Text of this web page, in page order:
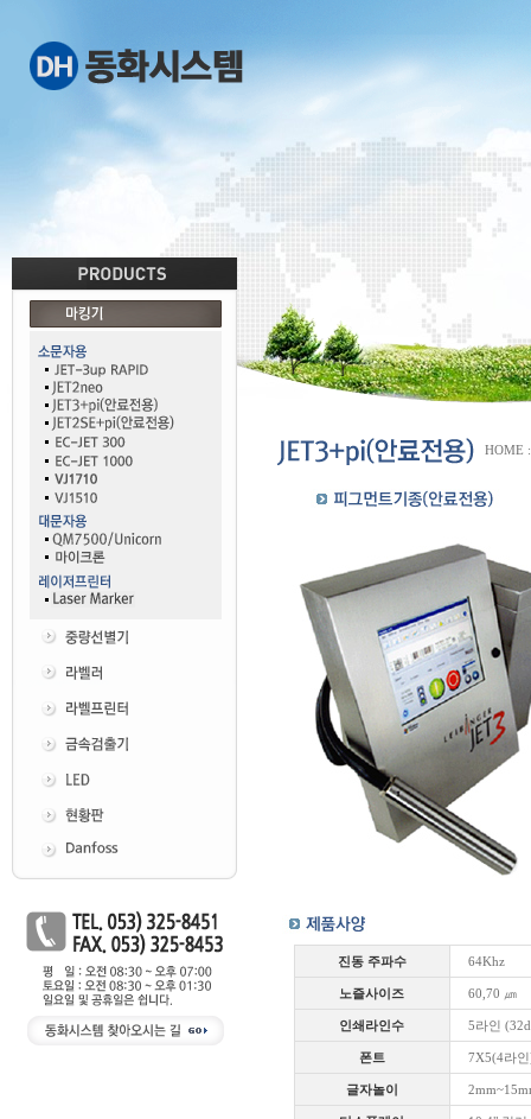
HOME :
진동 주파수 64Khz
노즐사이즈 60,70 ㎛
인쇄라인수 5라인
폰트 7X5(4라
글자놀이